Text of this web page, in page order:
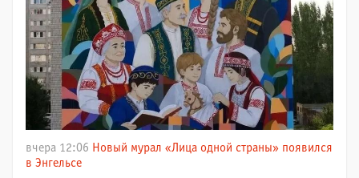
вчера 12:06 Новый мурал «Лица одной страны» появился
в Энгельсе